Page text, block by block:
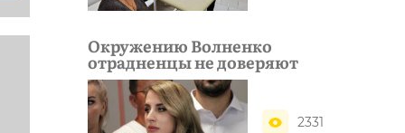
Окружению Волненко
отрадненцы не доверяют
2331